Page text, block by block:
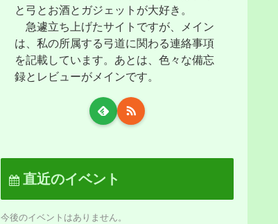
と弓とお酒とガジェットが大好き。
急遽立ち上げたサイトですが、メイン
は、私の所属する弓道に関わる連絡事項
を記載しています。あとは、色々な備忘
録とレビューがメインです。
直近のイベント
今後のイベントはありません。